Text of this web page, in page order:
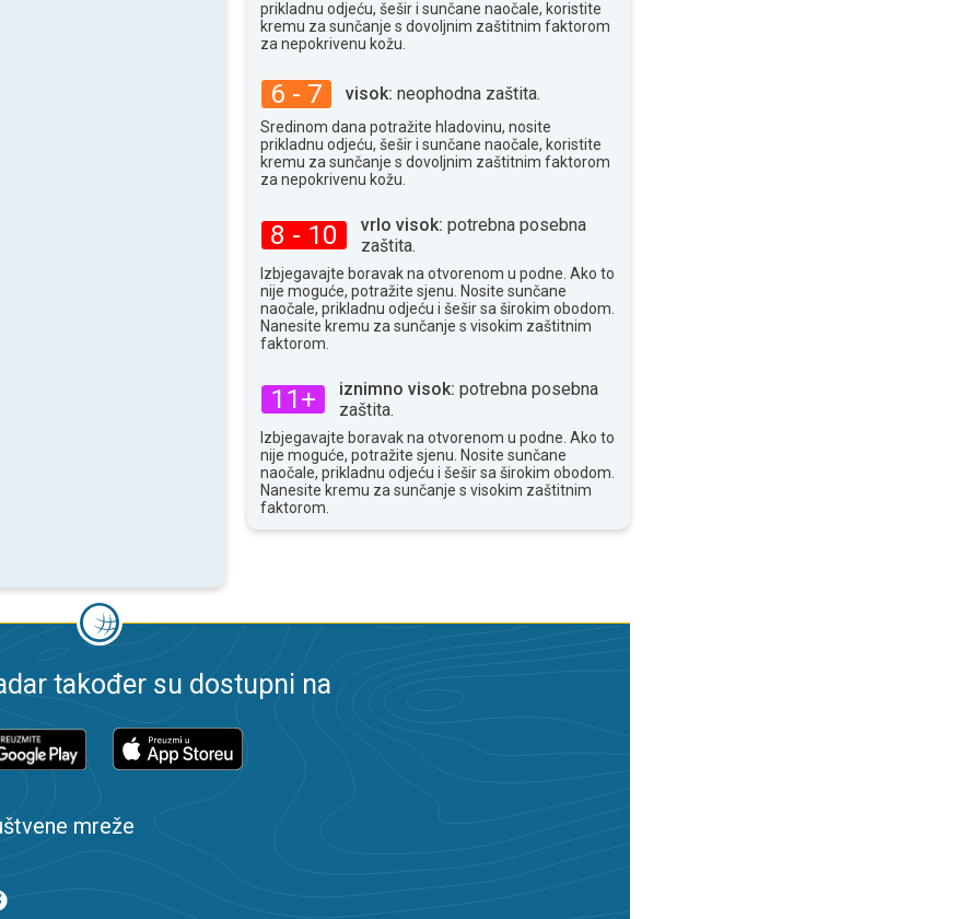
prikladnu odjeću, šešir i sunčane naočale, koristite
kremu za sunčanje s dovoljnim zaštitnim faktorom
za nepokrivenu kožu.
6 - 7 visok: neophodna zaštita.
Sredinom dana potražite hladovinu, nosite
prikladnu odjeću, šešir i sunčane naočale, koristite
kremu za sunčanje s dovoljnim zaštitnim faktorom
za nepokrivenu kožu.
8 - 10 vrlo visok: potrebna posebna
zaštita.
Izbjegavajte boravak na otvorenom u podne. Ako to
nije moguće, potražite sjenu. Nosite sunčane
naočale, prikladnu odjeću i šešir sa širokim obodom.
Nanesite kremu za sunčanje s visokim zaštitnim
faktorom.
11+ iznimno visok: potrebna posebna
zaštita.
Izbjegavajte boravak na otvorenom u podne. Ako to
nije moguće, potražite sjenu. Nosite sunčane
naočale, prikladnu odjeću i šešir sa širokim obodom.
Nanesite kremu za sunčanje s visokim zaštitnim
faktorom.
također su dostupni na
mreže